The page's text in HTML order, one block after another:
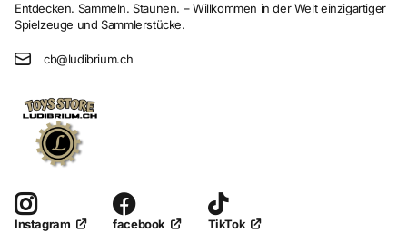
Entdecken. Sammeln. Staunen. – Willkommen in der Welt einzigartiger
Spielzeuge und Sammlerstücke.
cb@ludibrium.ch
Instagram facebook TikTok